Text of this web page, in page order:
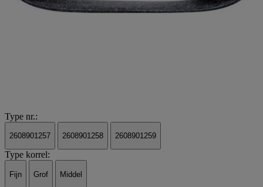
Type nr.:
2608901257 2608901258 2608901259
Type korrel:
Fijn Grof Middel